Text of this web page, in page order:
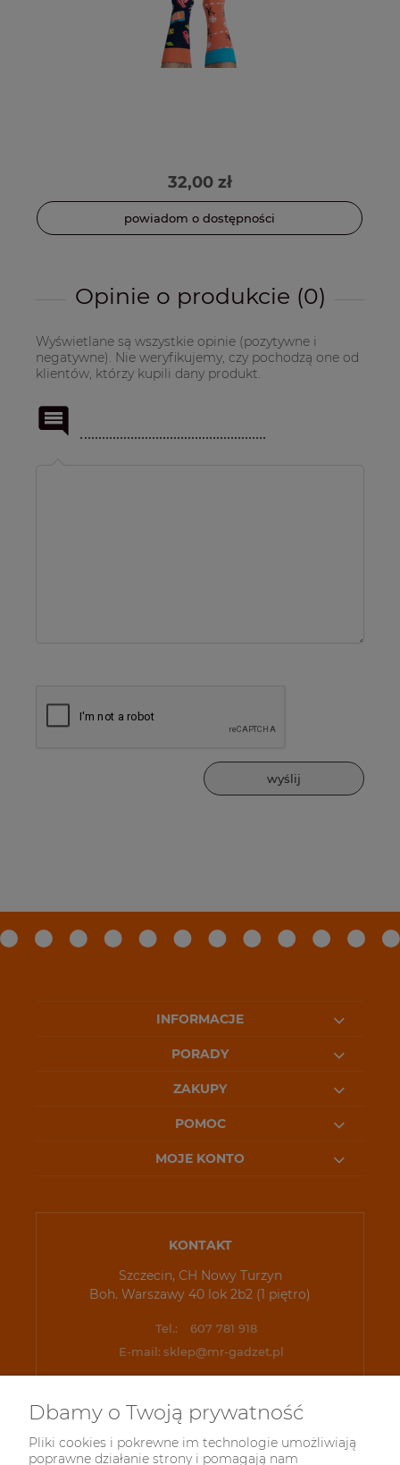
32,00 zł
powiadom o dostępności
Opinie o produkcie (0)
Wyświetlane są wszystkie opinie (pozytywne i
negatywne). Nie weryfikujemy, czy pochodzą one od
klientów, którzy kupili dany produkt.
wyślij
INFORMACJE
PORADY
ZAKUPY
POMOC
MOJE KONTO
KONTAKT
Szczecin, CH Nowy Turzyn
Boh. Warszawy 40 lok 2b2 (1 piętro)
Tel.:
607 781 918
E-mail: sklep@mr-gadzet.pl
Dbamy o Twoją prywatność
Pliki cookies i pokrewne im technologie umożliwiają
poprawne działanie strony i pomagają nam